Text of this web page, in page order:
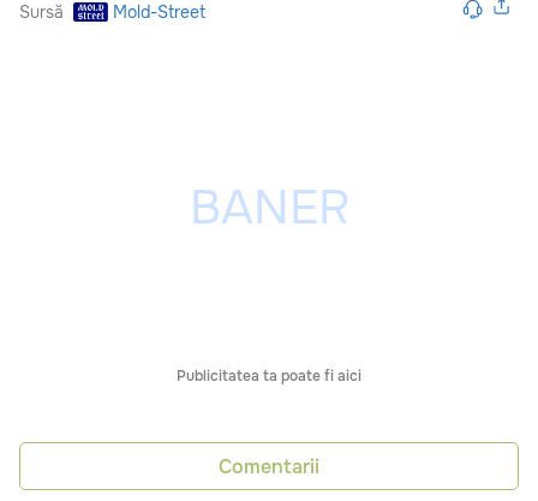
Sursă Mold-Street
Publicitatea ta poate fi aici
Comentarii